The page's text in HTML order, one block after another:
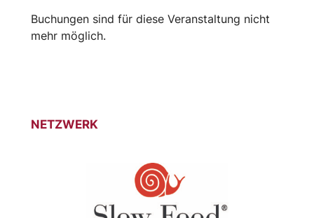
Buchungen sind für diese Veranstaltung nicht
mehr möglich.
NETZWERK